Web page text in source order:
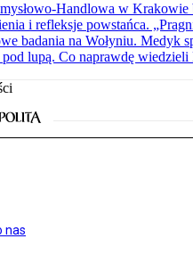
Handlowa w Krakowie
i refleksje powstańca.
badania na Wołyniu.
lupą. Co naprawdę wiedzieli
nas